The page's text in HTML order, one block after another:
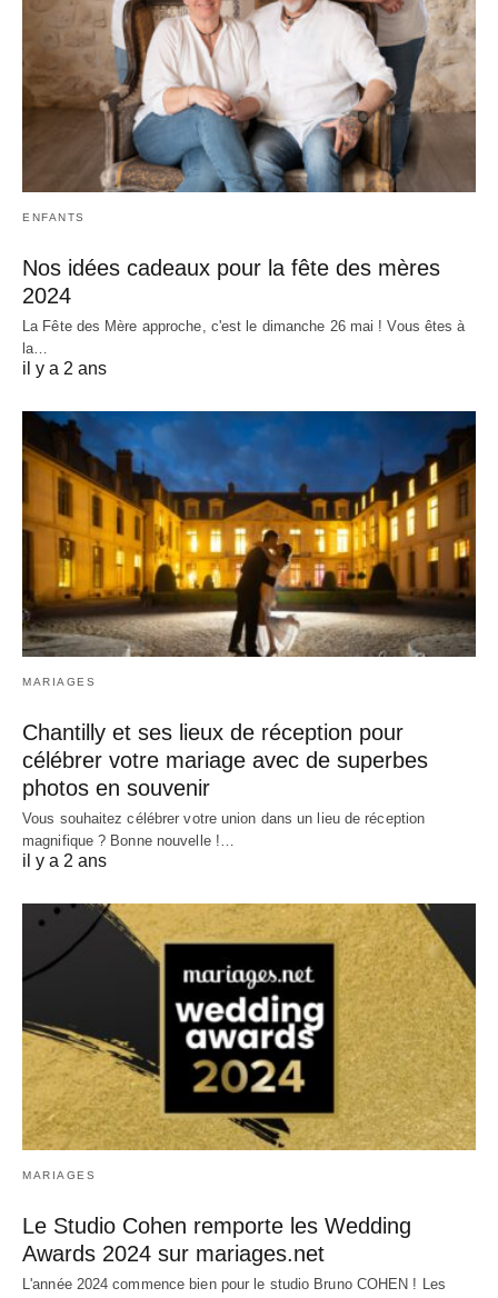
ENFANTS
Nos idées cadeaux pour la fête des mères
2024
La Fête des Mère approche, c'est le dimanche 26 mai ! Vous êtes à
la…
il y a 2 ans
MARIAGES
Chantilly et ses lieux de réception pour
célébrer votre mariage avec de superbes
photos en souvenir
Vous souhaitez célébrer votre union dans un lieu de réception
magnifique ? Bonne nouvelle !…
il y a 2 ans
MARIAGES
Le Studio Cohen remporte les Wedding
Awards 2024 sur mariages.net
L'année 2024 commence bien pour le studio Bruno COHEN ! Les